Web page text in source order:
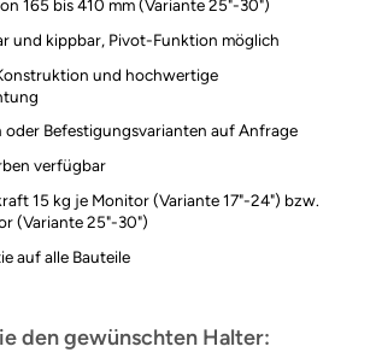
165 bis 410 mm (Variante 25"-30")
und kippbar, Pivot-Funktion möglich
und hochwertige
oder Befestigungsvarianten auf Anfrage
verfügbar
15 kg je Monitor (Variante 17"-24") bzw.
(Variante 25"-30")
auf alle Bauteile
den gewünschten Halter: